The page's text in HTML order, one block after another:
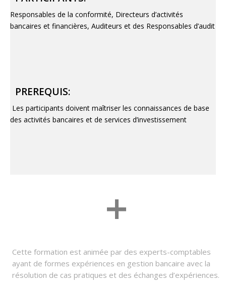
Responsables de la conformité, Directeurs d’activités
bancaires et financières, Auditeurs et des Responsables d’audit
PREREQUIS:
Les participants doivent maîtriser les connaissances de base
des activités bancaires et de services d’investissement
+
Cette formation est animée par des experts-comptables
ayant de formes expériences en gestion bancaire avec la
résolution de cas pratiques et des échanges d’expériences.